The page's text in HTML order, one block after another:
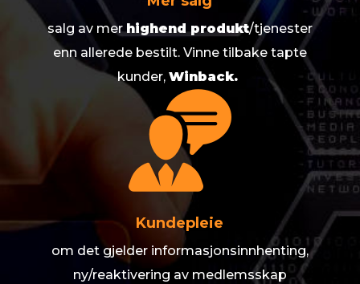
salg av merhighend produkt/tjenester
enn allerede bestilt. Vinne tilbake tapte
kunder,Winback.
Kundepleie
om det gjelder informasjonsinnhenting,
ny/reaktivering av medlemsskap